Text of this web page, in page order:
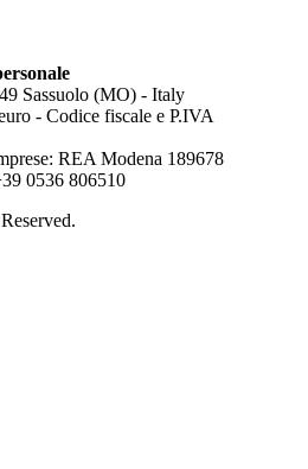
Sassuolo (MO) - Italy
- Codice fiscale e P.IVA
REA Modena 189678
0536 806510